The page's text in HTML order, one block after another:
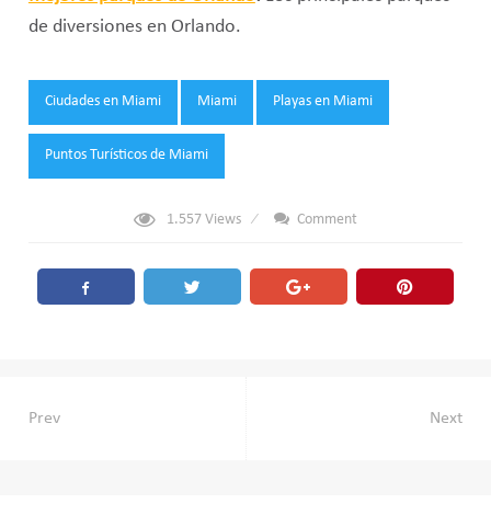
de diversiones en Orlando.
Tags:
Ciudades en Miami Miami Playas en Miami
Puntos Turísticos de Miami
1.557 Views Comment
Navegación
Prev Next